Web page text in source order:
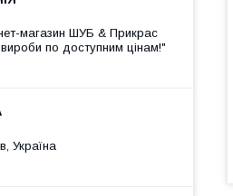
магазин ШУБ & Прикрас
вироби по доступним цінам!"
Україна